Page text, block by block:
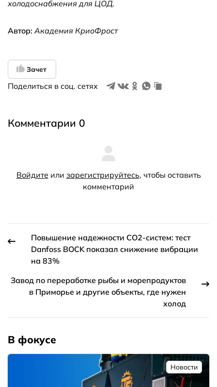
холодоснабжения для ЦОД.
Автор: Академия КриоФрост
Зачет
Поделиться в соц. сетях
Комментарии 0
Войдите или зарегистрируйтесь, чтобы оставить
комментарий
Повышение надежности СО2-систем: тест
Danfoss BOCK показал снижение вибрации
на 83%
Завод по переработке рыбы и морепродуктов
в Приморье и другие объекты, где нужен
холод
В фокусе
Новости